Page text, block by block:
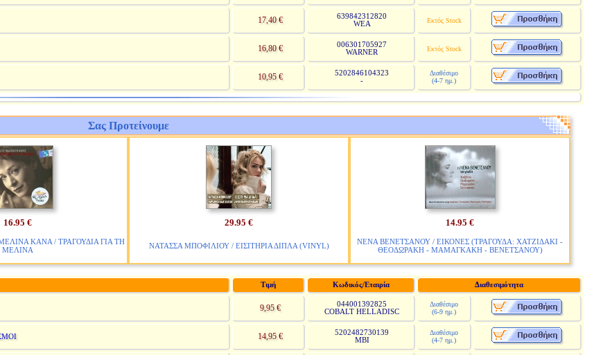
17,40 €
639842312820
WEA
Εκτός Stock
16,80 €
006301705927
WARNER
Εκτός Stock
10,95 €
5202846104323
-
Διαθέσιμο
(4-7 ημ.)
Σας Προτείνουμε
16.95 €
ΚΑΝΑ / ΤΡΑΓΟΥΔΙΑ ΓΙΑ ΤΗ
ΜΕΛΙΝΑ
29.95 €
ΝΑΤΑΣΣΑ ΜΠΟΦΙΛΙΟΥ / ΕΙΣΙΤΗΡΙΑ ΔΙΠΛΑ (VINYL)
14.95 €
ΝΕΝΑ ΒΕΝΕΤΣΑΝΟΥ / ΕΙΚΟΝΕΣ (ΤΡΑΓΟΥΔΑ: ΧΑΤΖΙΔΑΚΙ -
ΘΕΟΔΩΡΑΚΗ - ΜΑΜΑΓΚΑΚΗ - ΒΕΝΕΤΣΑΝΟΥ)
Τιμή Κωδικός/Εταιρία Διαθεσιμότητα
9,95 €
044001392825
COBALT HELLADISC
Διαθέσιμο
(6-9 ημ.)
14,95 €
5202482730139
MBI
Διαθέσιμο
(4-7 ημ.)